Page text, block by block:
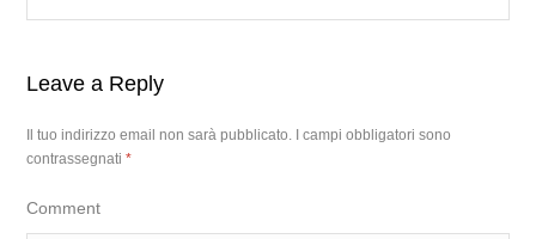
Leave a Reply
Il tuo indirizzo email non sarà pubblicato.
I campi obbligatori sono
contrassegnati*
Comment